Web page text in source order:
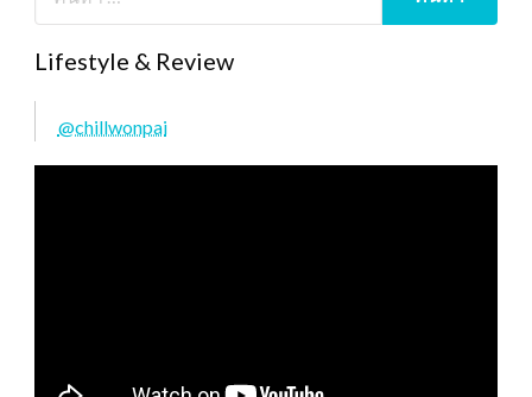
Lifestyle & Review
@chillwonpai